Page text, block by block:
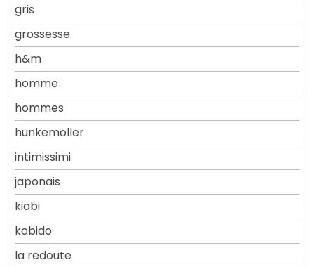
gris
grossesse
h&m
homme
hommes
hunkemoller
intimissimi
japonais
kiabi
kobido
la redoute